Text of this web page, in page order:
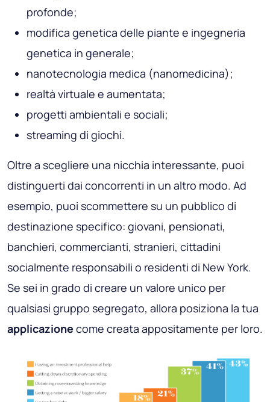
profonde;
modifica genetica delle piante e ingegneria
genetica in generale;
nanotecnologia medica (nanomedicina);
realtà virtuale e aumentata;
progetti ambientali e sociali;
streaming di giochi.
Oltre a scegliere una nicchia interessante, puoi
distinguerti dai concorrenti in un altro modo. Ad
esempio, puoi scommettere su un pubblico di
destinazione specifico: giovani, pensionati,
banchieri, commercianti, stranieri, cittadini
socialmente responsabili o residenti di New York.
Se sei in grado di creare un valore unico per
qualsiasi gruppo segregato, allora posiziona la tua
applicazione come creata appositamente per loro.